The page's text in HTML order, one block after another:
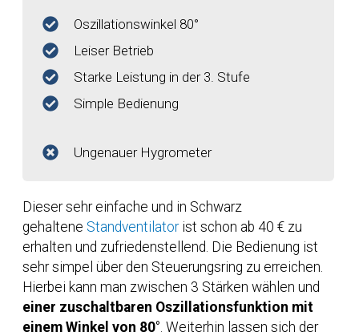
Oszillationswinkel 80°
Leiser Betrieb
Starke Leistung in der 3. Stufe
Simple Bedienung
Ungenauer Hygrometer
Dieser sehr einfache und in Schwarz
gehaltene Standventilator ist schon ab 40 € zu
erhalten und zufriedenstellend. Die Bedienung ist
sehr simpel über den Steuerungsring zu erreichen.
Hierbei kann man zwischen 3 Stärken wählen und
einer zuschaltbaren Oszillationsfunktion mit
einem Winkel von 80°. Weiterhin lassen sich der